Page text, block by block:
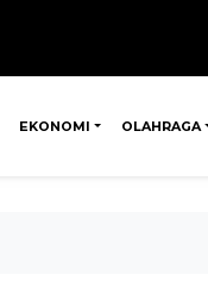
EKONOMI OLAHRAGA